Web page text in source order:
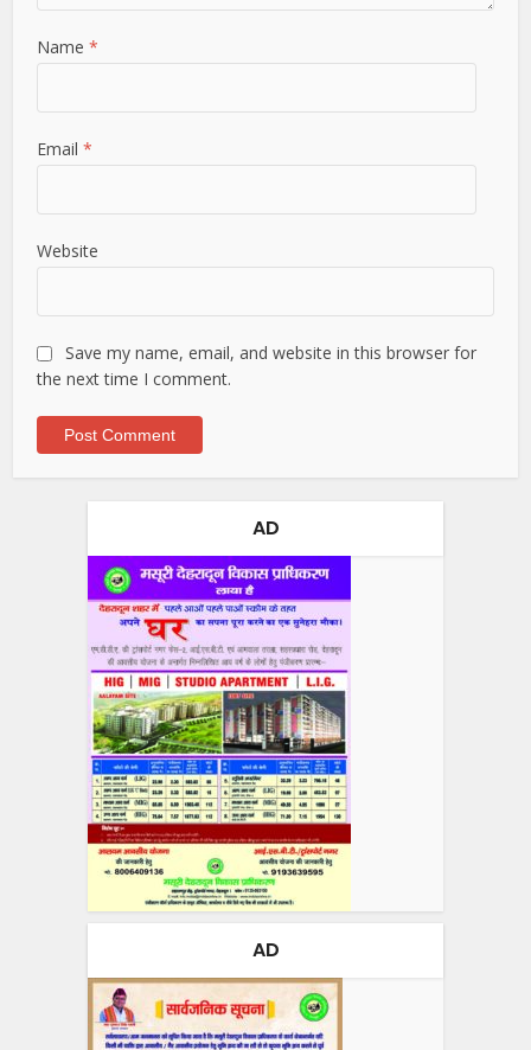
Name*
Email*
Website
Save my name, email, and website in this browser for
the next time I comment.
AD
AD